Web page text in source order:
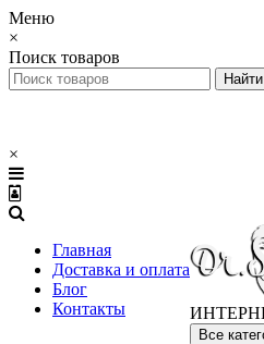
Меню
×
Поиск товаров
×
Главная
Доставка и оплата
Блог
Контакты
Все